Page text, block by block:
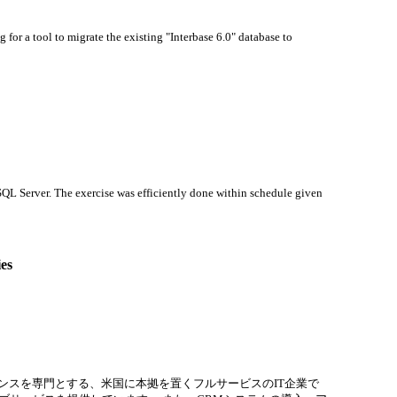
a tool to migrate the existing "Interbase 6.0" database to
Server. The exercise was efficiently done within schedule given
を専門とする、米国に本拠を置くフルサービスのIT企業で